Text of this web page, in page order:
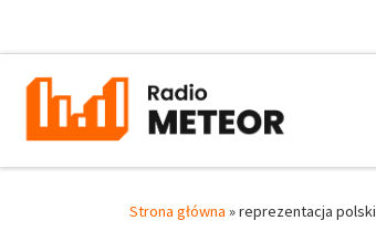
Strona główna »reprezentacja polski